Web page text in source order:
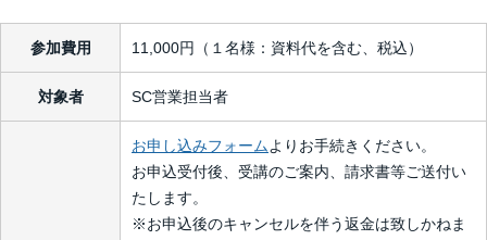
参加費用 11,000円（１名様：資料代を含む、税込）
対象者 SC営業担当者
お申し込みフォームよりお手続きください。
お申込受付後、受講のご案内、請求書等ご送付い
たします。
※お申込後のキャンセルを伴う返金は致しかねま